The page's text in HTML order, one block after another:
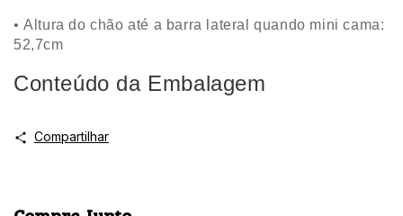
•Altura do chão até a barra lateral quando mini cama:
52,7cm
Conteúdo da Embalagem
Compartilhar